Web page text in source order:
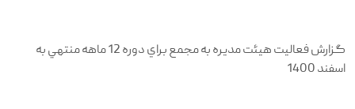
گزارش فعاليت هيئت مديره به مجمع براي دوره 12 ماهه منتهي به
اسفند 1400